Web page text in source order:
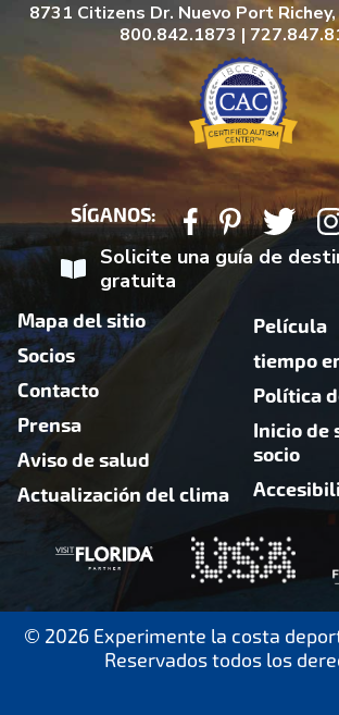
8731 Citizens Dr. Nuevo Port
800.842.1873 |
SÍGANOS:
Solicite una guía de
gratuita
Mapa del sitio
Socios
Contacto
Prensa
Aviso de salud
Actualización del clima
Película
tiempo
Política
Inicio de
socio
© 2026 Experimente la costa
Reservados todos los